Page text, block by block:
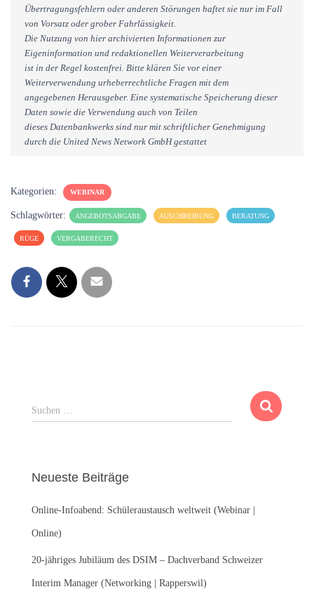
Übertragungsfehlern oder anderen Störungen haftet sie nur im Fall
von Vorsatz oder grober Fahrlässigkeit.
Die Nutzung von hier archivierten Informationen zur
Eigeninformation und redaktionellen Weiterverarbeitung
ist in der Regel kostenfrei. Bitte klären Sie vor einer
Weiterverwendung urheberrechtliche Fragen mit dem
angegebenen Herausgeber. Eine systematische Speicherung dieser
Daten sowie die Verwendung auch von Teilen
dieses Datenbankwerks sind nur mit schriftlicher Genehmigung
durch die United News Network GmbH gestattet
Kategorien: WEBINAR
Schlagwörter: ANGEBOTSABGABE AUSCHREIBUNG BERATUNG
RÜGE VERGABERECHT
S
u
n
a
c
:
Suchen …
Neueste Beiträge
Online-Infoabend: Schüleraustausch weltweit (Webinar |
Online)
20-jähriges Jubiläum des DSIM – Dachverband Schweizer
Interim Manager (Networking | Rapperswil)